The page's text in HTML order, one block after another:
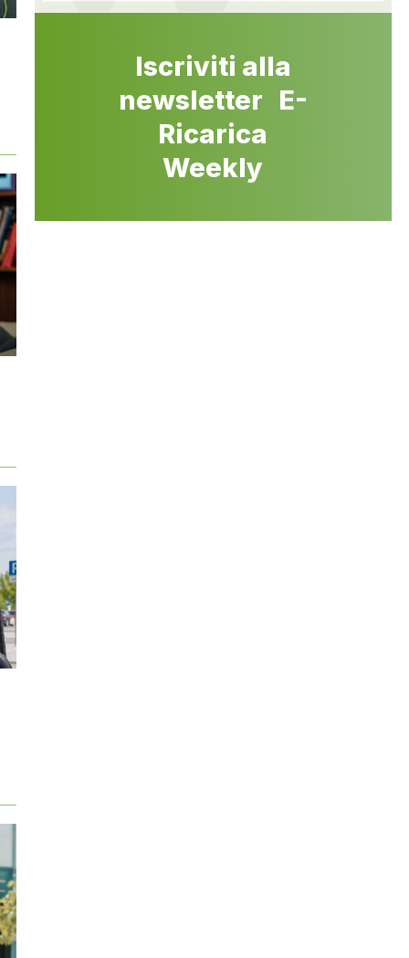
Iscriviti alla
newsletter E-
Ricarica
Weekly